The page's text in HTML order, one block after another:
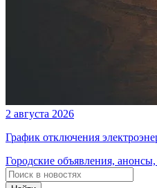
2 августа 2026
График отключения
Городские объявления,